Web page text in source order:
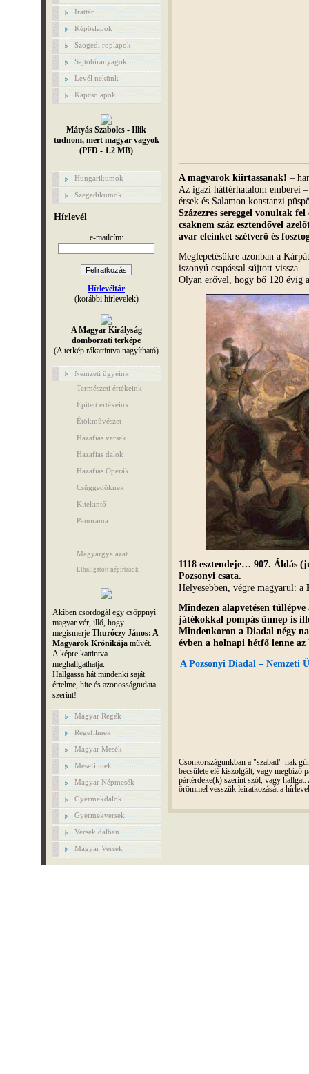
Irattár
Képöslapok
Szögedi röplapok
Sajtóhíranyagok
Levél nekünk
Kapcsolapok
Mátyás Szabolcs - Illik
tudnom, mert magyar vagyok
(PFD - 1.2 MB)
Hungarikumok
Szegedikumok
Hírlevél
e-mailcím:
Hírlevéltár
(korábbi hírlevelek)
A Magyar Királyság
domborzati terképe
(A terkép rákattintva nagyítható)
Nemzeti ügyeink
Természeti értékeink
Épített értékeink
Étökművészet
Hazafias versek
Hazafias dalok
Hazafias Operák
Csüggedőknek
Kitekintő
Panoráma
Magyargyalázat
Elhallgatott népírtások
Akiben csordogál egy csöppnyi
magyar vér, illő, hogy
megismerje Thuróczy János: A
Magyarok Krónikájaművét.
A képre kattintva
meghallgathatja.
Hallgassa hát mindenki saját
értelme, hite és azonosságtudata
szerint!
Magyar Regék
Regefilmek
Magyar Mesék
Mesefilmek
Magyar Népmesék
Gyermekdalok
Gyermekversek
Versek dalban
Magyar Versek
A magyarok kiirtassanak! –
Az igazi háttérhatalom emberei
érsek és Salamon konstanzi
Százezres sereggel vonultak
csaknem száz esztendővel
avar eleinket szétverő és
Meglepetésükre azonban a
iszonyú csapással sújtott vissza.
Olyan erővel, hogy bő 120 évig
1118 esztendeje… 907. Áldás
Pozsonyi csata.
Helyesebben, végre magyarul: a
Mindezen alapvetésen
játékokkal pompás ünnep is
Mindenkoron a Diadal négy
évben a holnapi hétfő lenne az
A Pozsonyi Diadal – Nemzeti
Csonkországunkban a "szabad"-nak
becsülete elé kiszolgált, vagy megbízó
pártérdeke(k) szerint szól, vagy
örömmel vesszük leiratkozását a